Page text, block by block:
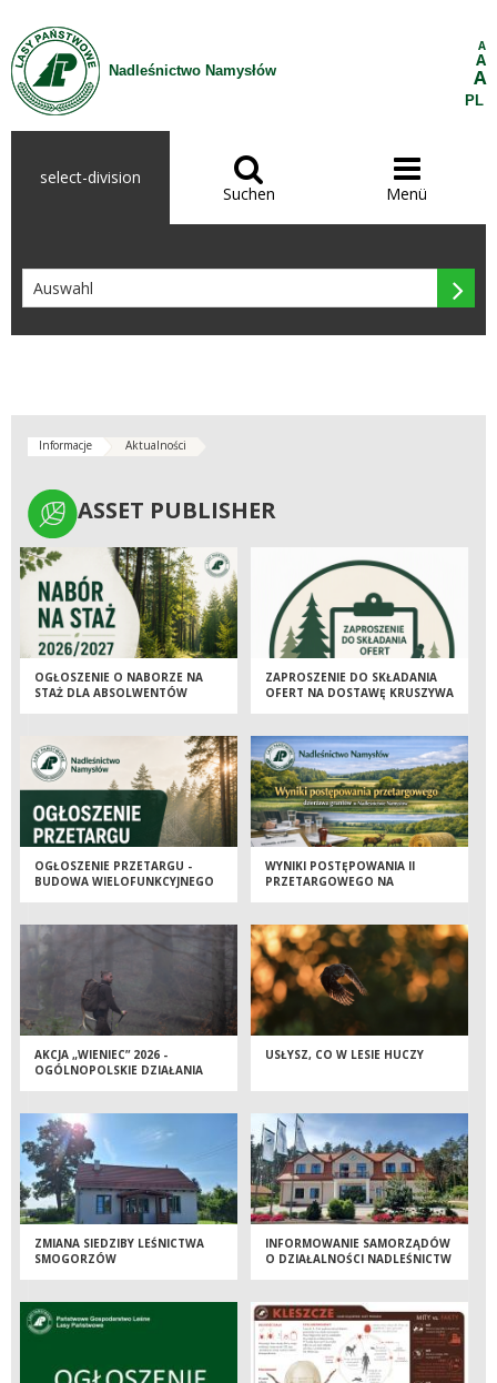
Zum Inhalt wechseln
Nadleśnictwo Namysłów
A
A
A
PL
select-division 
Suchen

Menü

Informacje Aktualności
ASSET PUBLISHER
ASSET PUBLISHER
OGŁOSZENIE O NABORZE NA
STAŻ DLA ABSOLWENTÓW
ZAPROSZENIE DO SKŁADANIA
OFERT NA DOSTAWĘ KRUSZYWA
OGŁOSZENIE PRZETARGU -
BUDOWA WIELOFUNKCYJNEGO
WYNIKI POSTĘPOWANIA II
PRZETARGOWEGO NA
AKCJA „WIENIEC” 2026 -
OGÓLNOPOLSKIE DZIAŁANIA
USŁYSZ, CO W LESIE HUCZY
ZMIANA SIEDZIBY LEŚNICTWA
SMOGORZÓW
INFORMOWANIE SAMORZĄDÓW
O DZIAŁALNOŚCI NADLEŚNICTW